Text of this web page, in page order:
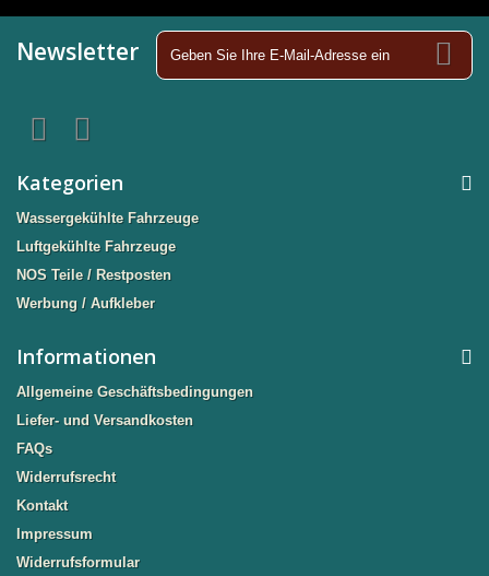
Newsletter
Kategorien
Wassergekühlte Fahrzeuge
Luftgekühlte Fahrzeuge
NOS Teile / Restposten
Werbung / Aufkleber
Informationen
Allgemeine Geschäftsbedingungen
Liefer- und Versandkosten
FAQs
Widerrufsrecht
Kontakt
Impressum
Widerrufsformular